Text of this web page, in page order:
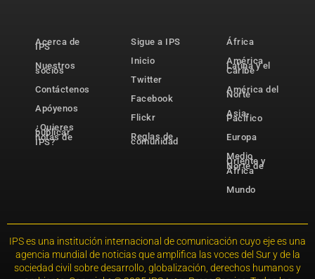
Acerca de
IPS
Nuestros
socios
Contáctenos
Apóyenos
¿Quieres
publicar
notas de
IPS?
Sigue a IPS
Inicio
Twitter
Facebook
Flickr
Reglas de
comunidad
África
América
Latina y el
Caribe
América del
Norte
Asia-
Pacífico
Europa
Medio
Oriente y
Norte de
África
Mundo
IPS es una institución internacional de comunicación cuyo eje es una
agencia mundial de noticias que amplifica las voces del Sur y de la
sociedad civil sobre desarrollo, globalización, derechos humanos y